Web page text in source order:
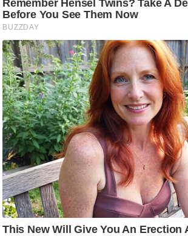
आ
ई
.
चा
य
प
र
स
मी
क्षा
ध
र्म
ज्यो
ति